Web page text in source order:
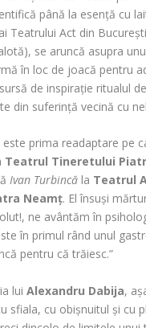
până la esență cu
Act din
se aruncă asupra
în loc de joacă pentru
de inspirație ritualul
din suferință vecină cu
prima readaptare pe
Teatrul Tineretului
Ivan Turbincă la Teatrul
Neamț. El însuși
ne avântăm în
în primul rând unul
pentru că trăiesc.”
luiAlexandru Dabija,
sfiala, cu obișnuitul și cu